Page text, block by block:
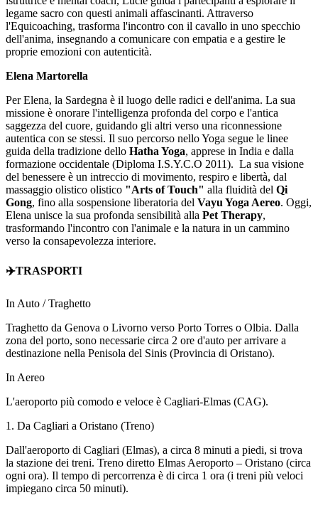
legame sacro con questi animali affascinanti. Attraverso
l'Equicoaching, trasforma l'incontro con il cavallo in uno specchio
dell'anima, insegnando a comunicare con empatia e a gestire le
proprie emozioni con autenticità.
Elena Martorella
Per Elena, la Sardegna è il luogo delle radici e dell'anima. La sua
missione è onorare l'intelligenza profonda del corpo e l'antica
saggezza del cuore, guidando gli altri verso una riconnessione
autentica con se stessi. Il suo percorso nello Yoga segue le linee
guida della tradizione dello Hatha Yoga, apprese in India e dalla
formazione occidentale (Diploma I.S.Y.C.O 2011). La sua visione
del benessere è un intreccio di movimento, respiro e libertà, dal
massaggio olistico olistico "Arts of Touch" alla fluidità del Qi
Gong, fino alla sospensione liberatoria del Vayu Yoga Aereo. Oggi,
Elena unisce la sua profonda sensibilità alla Pet Therapy,
trasformando l'incontro con l'animale e la natura in un cammino
verso la consapevolezza interiore.
✈️TRASPORTI
In Auto / Traghetto
Traghetto da Genova o Livorno verso Porto Torres o Olbia. Dalla
zona del porto, sono necessarie circa 2 ore d'auto per arrivare a
destinazione nella Penisola del Sinis (Provincia di Oristano).
In Aereo
L'aeroporto più comodo e veloce è Cagliari-Elmas (CAG).
1. Da Cagliari a Oristano (Treno)
Dall'aeroporto di Cagliari (Elmas), a circa 8 minuti a piedi, si trova
la stazione dei treni. Treno diretto Elmas Aeroporto – Oristano (circa
ogni ora). Il tempo di percorrenza è di circa 1 ora (i treni più veloci
impiegano circa 50 minuti).